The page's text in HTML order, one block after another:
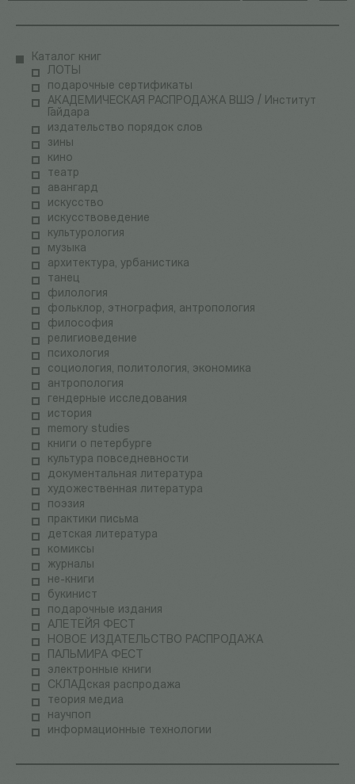
Каталог книг
ЛОТЫ
подарочные сертификаты
АКАДЕМИЧЕСКАЯ РАСПРОДАЖА ВШЭ / Институт
Гайдара
издательство порядок слов
зины
кино
театр
авангард
искусство
искусствоведение
культурология
музыка
архитектура, урбанистика
танец
филология
фольклор, этнография, антропология
философия
религиоведение
психология
социология, политология, экономика
антропология
гендерные исследования
история
memory studies
книги о петербурге
культура повседневности
документальная литература
художественная литература
поэзия
практики письма
детская литература
комиксы
журналы
не-книги
букинист
подарочные издания
АЛЕТЕЙЯ ФЕСТ
НОВОЕ ИЗДАТЕЛЬСТВО РАСПРОДАЖА
ПАЛЬМИРА ФЕСТ
электронные книги
СКЛАДская распродажа
теория медиа
научпоп
информационные технологии